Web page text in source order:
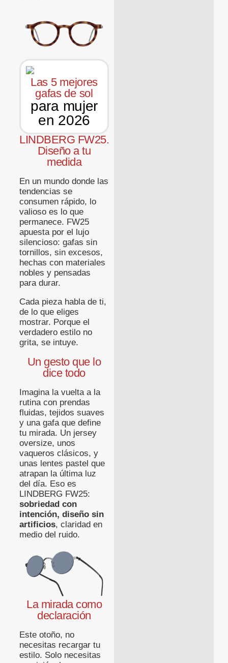
Las 5 mejores
gafas de sol
para mujer
en 2026
LINDBERG FW25.
Diseño a tu
medida
En un mundo donde las
tendencias se
consumen rápido, lo
valioso es lo que
permanece. FW25
apuesta por el lujo
silencioso: gafas sin
tornillos, sin excesos,
hechas con materiales
nobles y pensadas
para durar.
Cada pieza habla de ti,
de lo que eliges
mostrar. Porque el
verdadero estilo no
grita, se intuye.
Un gesto que lo
dice todo
Imagina la vuelta a la
rutina con prendas
fluidas, tejidos suaves
y una gafa que define
tu mirada. Un jersey
oversize, unos
vaqueros clásicos, y
unas lentes pastel que
atrapan la última luz
del día. Eso es
LINDBERG FW25:
sobriedad con
intención, diseño sin
artificios, claridad en
medio del ruido.
La mirada como
declaración
Este otoño, no
necesitas recargar tu
estilo. Solo necesitas